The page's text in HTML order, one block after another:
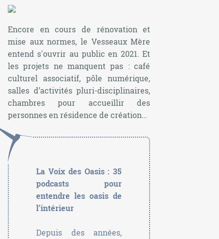
Encore en cours de rénovation et
mise aux normes, le Vesseaux Mère
entend s'ouvrir au public en 2021. Et
les projets ne manquent pas : café
culturel associatif, pôle numérique,
salles d’activités pluri-disciplinaires,
chambres pour accueillir des
personnes en résidence de création…
La Voix des Oasis : 35
podcasts pour
entendre les oasis de
l’intérieur
Depuis des années,